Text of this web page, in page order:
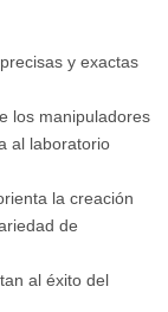
y exactas
los manipuladores
al laboratorio
la creación
de
al éxito del